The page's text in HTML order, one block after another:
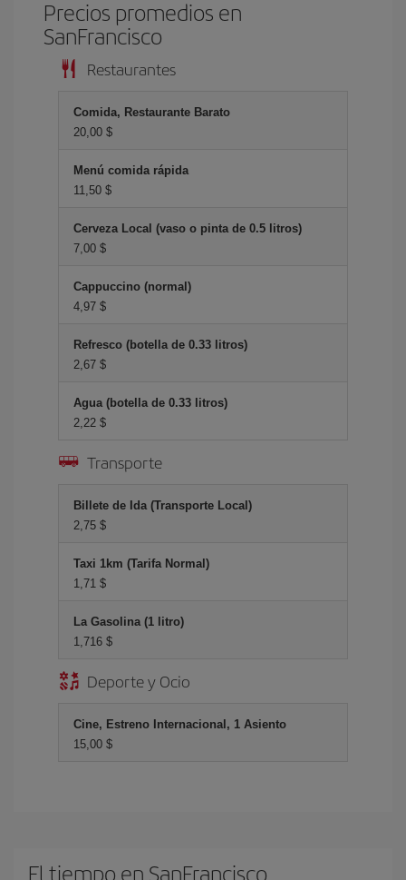
Precios promedios en
SanFrancisco
Restaurantes
Comida, Restaurante Barato
20,00 $
Menú comida rápida
11,50 $
Cerveza Local (vaso o pinta de 0.5 litros)
7,00 $
Cappuccino (normal)
4,97 $
Refresco (botella de 0.33 litros)
2,67 $
Agua (botella de 0.33 litros)
2,22 $
Transporte
Billete de Ida (Transporte Local)
2,75 $
Taxi 1km (Tarifa Normal)
1,71 $
La Gasolina (1 litro)
1,716 $
Deporte y Ocio
Cine, Estreno Internacional, 1 Asiento
15,00 $
El tiempo en SanFrancisco